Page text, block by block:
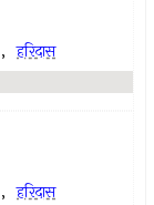
, हरिदास
, हरिदास